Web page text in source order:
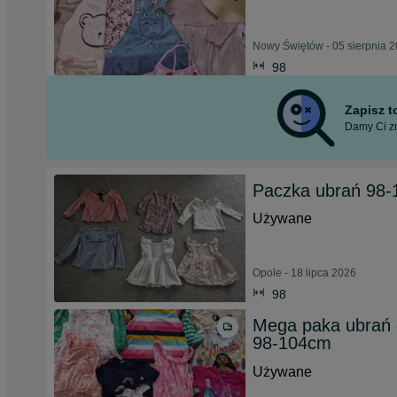
Nowy Świętów - 05 sierpnia
98
Zapisz
Damy Ci
Paczka ubrań 98-
Używane
Opole - 18 lipca 2026
98
Mega paka
98-104cm
Używane